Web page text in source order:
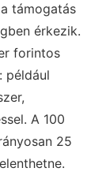
támogatás
érkezik.
forintos
például
A 100
25